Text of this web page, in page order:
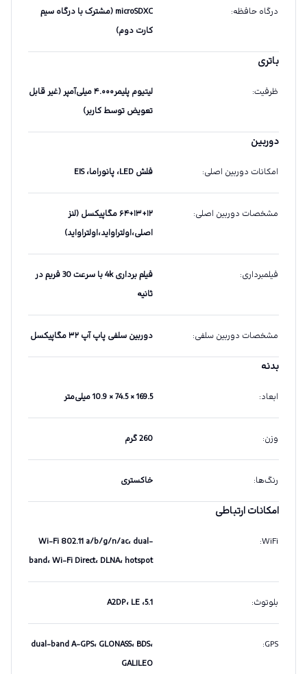
درگاه حافظه:
microSDXC (مشترک با درگاه سیم
کارت دوم)
باتری
ظرفیت:
لیتیوم پلیمر۴.۰۰۰ میلی‌آمپر (غیر قابل
تعویض توسط کاربر)
دوربین
امکانات دوربین اصلی: فلش LED، پانوراما، EIS
مشخصات دوربین اصلی:
۶۴+۱۳+۱۲ مگاپیکسل (لنز
اصلی،اولتراواید،اولتراواید)
فیلمبرداری:
فیلم برداری 4k با سرعت 30 فریم در
ثانیه
مشخصات دوربین سلفی: دوربین سلفی پاپ آپ ۳۲ مگاپیکسل
بدنه
ابعاد: 169.5 × 74.5 × 10.9 میلی‌متر
وزن: 260 گرم
رنگ‌ها: خاکستری
امکانات ارتباطی
WiFi
:
Wi-Fi 802.11 a/b/g/n/ac، dual-
band، Wi-Fi Direct، DLNA، hotspot
بلوتوث: 5.1، A2DP، LE
GPS
:
dual-band A-GPS، GLONASS، BDS،
GALILEO